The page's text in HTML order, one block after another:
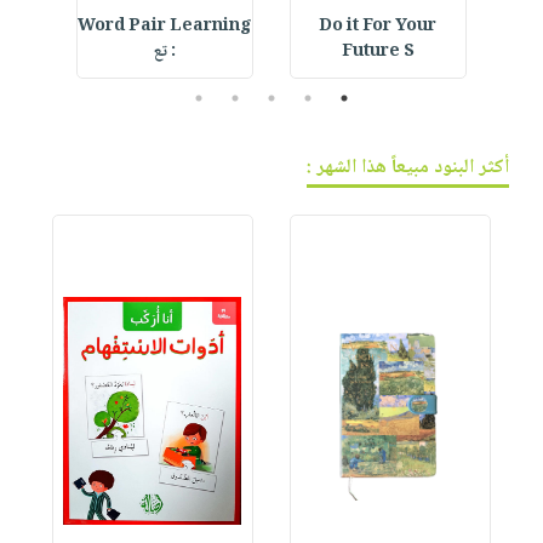
Do it For Your
Future S
Word Pair Learning
: تع
1
2
3
4
5
أكثر البنود مبيعاً هذا الشهر :